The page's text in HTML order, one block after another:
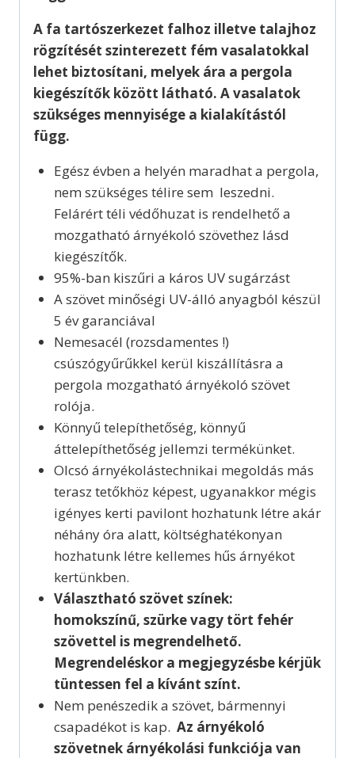
A fa tartószerkezet falhoz illetve talajhoz
rögzítését szinterezett fém vasalatokkal
lehet biztosítani, melyek ára a pergola
kiegészítők között látható. A vasalatok
szükséges mennyisége a kialakítástól
függ.
Egész évben a helyén maradhat a pergola,
nem szükséges télire sem leszedni.
Felárért téli védőhuzat is rendelhető a
mozgatható árnyékoló szövethez lásd
kiegészítők.
95%-ban kiszűri a káros UV sugárzást
A szövet minőségi UV-álló anyagból készül
5 év garanciával
Nemesacél (rozsdamentes !)
csúszógyűrűkkel kerül kiszállításra a
pergola mozgatható árnyékoló szövet
rolója.
Könnyű telepíthetőség, könnyű
áttelepíthetőség jellemzi termékünket.
Olcsó árnyékolástechnikai megoldás más
terasz tetőkhöz képest, ugyanakkor mégis
igényes kerti pavilont hozhatunk létre akár
néhány óra alatt, költséghatékonyan
hozhatunk létre kellemes hűs árnyékot
kertünkben.
Választható szövet színek:
homokszínű, szürke vagy tört fehér
szövettel is megrendelhető.
Megrendeléskor a megjegyzésbe kérjük
tüntessen fel a kívánt színt.
Nem penészedik a szövet, bármennyi
csapadékot is kap. Az árnyékoló
szövetnek árnyékolási funkciója van